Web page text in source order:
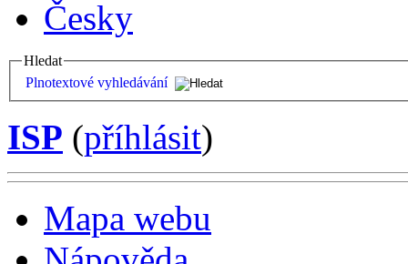
Česky
Hledat
Plnotextové vyhledávání
ISP (příhlásit)
Mapa webu